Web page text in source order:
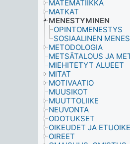
MATEMATIIKKA
MATKAT
MENESTYMINEN
OPINTOMENESTYS
SOSIAALINEN
METODOLOGIA
METSÄTALOUS JA
MIEHITETYT ALUEET
MITAT
MOTIVAATIO
MUUSIKOT
MUUTTOLIIKE
NEUVONTA
ODOTUKSET
OIKEUDET JA
OIREET